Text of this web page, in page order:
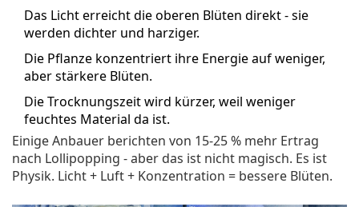
Das Licht erreicht die oberen Blüten direkt - sie
werden dichter und harziger.
Die Pflanze konzentriert ihre Energie auf weniger,
aber stärkere Blüten.
Die Trocknungszeit wird kürzer, weil weniger
feuchtes Material da ist.
Einige Anbauer berichten von 15-25 % mehr Ertrag
nach Lollipopping - aber das ist nicht magisch. Es ist
Physik. Licht + Luft + Konzentration = bessere Blüten.